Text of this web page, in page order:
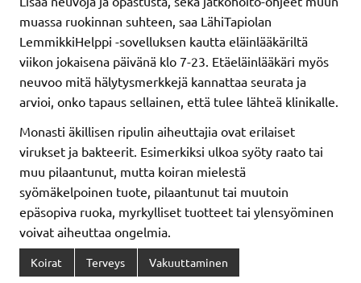
muassa ruokinnan suhteen, saa LähiTapiolan
LemmikkiHelppi -sovelluksen kautta eläinlääkäriltä
viikon jokaisena päivänä klo 7-23. Etäeläinlääkäri myös
neuvoo mitä hälytysmerkkejä kannattaa seurata ja
arvioi, onko tapaus sellainen, että tulee lähteä klinikalle.
Monasti äkillisen ripulin aiheuttajia ovat erilaiset
virukset ja bakteerit. Esimerkiksi ulkoa syöty raato tai
muu pilaantunut, mutta koiran mielestä
syömäkelpoinen tuote, pilaantunut tai muutoin
epäsopiva ruoka, myrkylliset tuotteet tai ylensyöminen
voivat aiheuttaa ongelmia.
Koirat Terveys Vakuuttaminen